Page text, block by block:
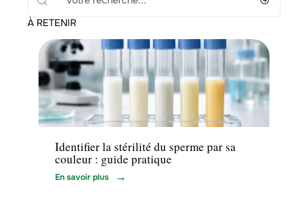
À RETENIR
Santé
Identifier la stérilité du sperme par sa
couleur : guide pratique
En savoir plus